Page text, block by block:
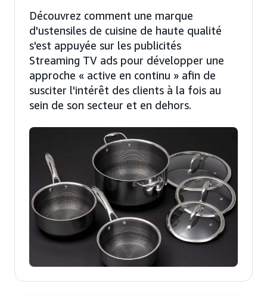
Découvrez comment une marque
d'ustensiles de cuisine de haute qualité
s'est appuyée sur les publicités
Streaming TV ads pour développer une
approche « active en continu » afin de
susciter l'intérêt des clients à la fois au
sein de son secteur et en dehors.